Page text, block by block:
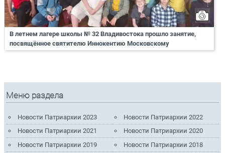
В летнем лагере школы № 32 Владивостока прошло занятие,
посвящённое святителю Иннокентию Московскому
Меню раздела
Новости Патриархии 2023
Новости Патриархии 2022
Новости Патриархии 2021
Новости Патриархии 2020
Новости Патриархии 2019
Новости Патриархии 2018